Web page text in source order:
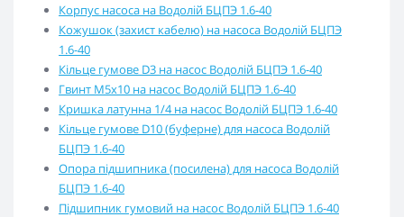
Корпус насоса на Водолій БЦПЭ 1.6-40
Кожушок (захист кабелю) на насоса Водолій БЦПЭ
1.6-40
Кільце гумове D3 на насос Водолій БЦПЭ 1.6-40
Гвинт М5х10 на насос Водолій БЦПЭ 1.6-40
Кришка латунна 1/4 на насос Водолій БЦПЭ 1.6-40
Кільце гумове D10 (буферне) для насоса Водолій
БЦПЭ 1.6-40
Опора підшипника (посилена) для насоса Водолій
БЦПЭ 1.6-40
Підшипник гумовий на насос Водолій БЦПЭ 1.6-40